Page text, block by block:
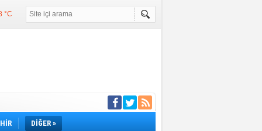
°C
girdi
DİĞER »